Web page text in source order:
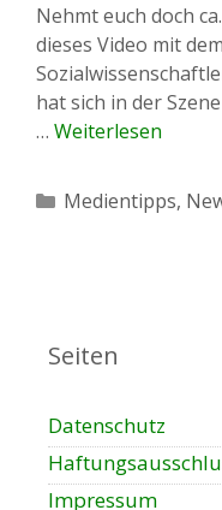
Nehmt euch doch
dieses Video mit
hat sich in der
… Weiterlesen
Kategorien
Medientipps,
Seiten
Datenschutz
Impressum